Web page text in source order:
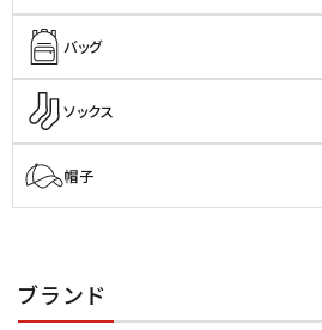
バッグ
ソックス
帽子
ブランド